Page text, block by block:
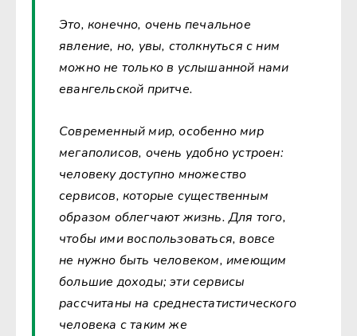
Это, конечно, очень печальное
явление, но, увы, столкнуться с ним
можно не только в услышанной нами
евангельской притче.
Современный мир, особенно мир
мегаполисов, очень удобно устроен:
человеку доступно множество
сервисов, которые существенным
образом облегчают жизнь. Для того,
чтобы ими воспользоваться, вовсе
не нужно быть человеком, имеющим
большие доходы; эти сервисы
рассчитаны на среднестатистического
человека с таким же